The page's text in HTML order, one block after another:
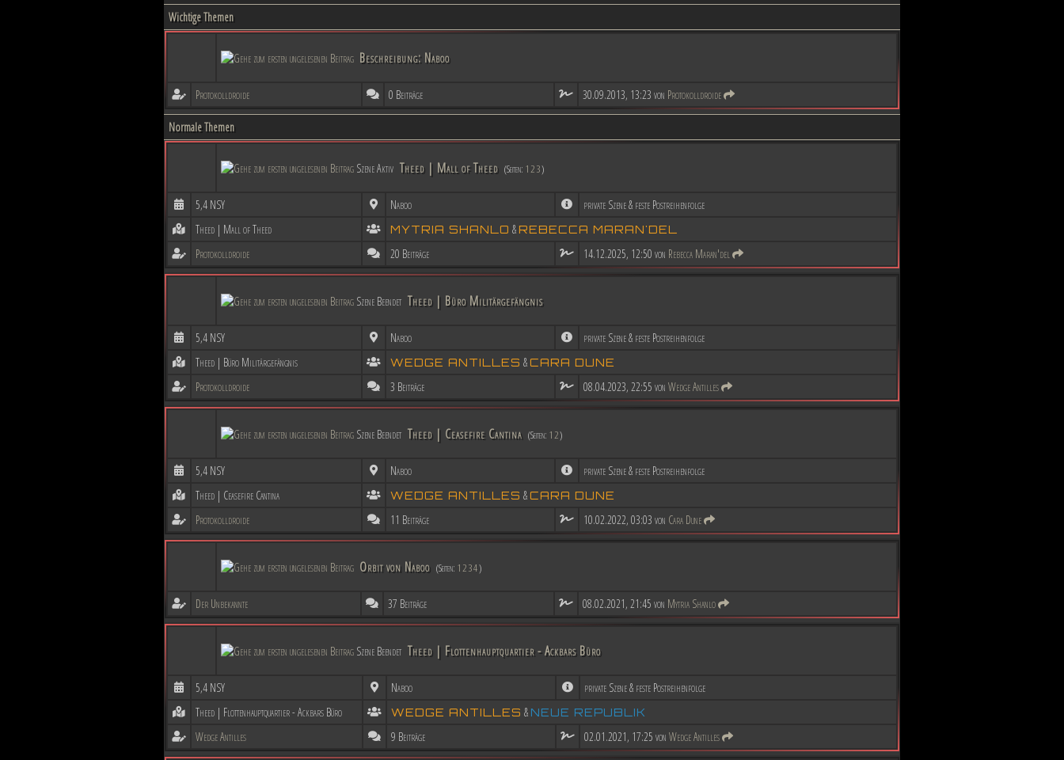
Wichtige Themen
Beschreibung: Naboo
Protokolldroide 0 Beiträge 30.09.2013, 13:23 von Protokolldroide
Normale Themen
Szene Aktiv Theed | Mall of Theed (Seiten: 123)
5,4 NSY Naboo
private Szene & feste Postreihenfolge
Theed | Mall of Theed
MYTRIA SHANLO &REBECCA MARAN'DEL
Protokolldroide 20 Beiträge 14.12.2025, 12:50 von Rebecca Maran'del
Szene Beendet Theed | Büro Militärgefängnis
5,4 NSY Naboo
private Szene & feste Postreihenfolge
Theed | Büro Militärgefängnis
WEDGE ANTILLES &CARA DUNE
Protokolldroide 3 Beiträge 08.04.2023, 22:55 von Wedge Antilles
Szene Beendet Theed | Ceasefire Cantina (Seiten: 12)
5,4 NSY Naboo
private Szene & feste Postreihenfolge
Theed | Ceasefire Cantina
WEDGE ANTILLES &CARA DUNE
Protokolldroide 11 Beiträge 10.02.2022, 03:03 von Cara Dune
Orbit von Naboo (Seiten: 1234)
Der Unbekannte 37 Beiträge 08.02.2021, 21:45 von Mytria Shanlo
Szene Beendet Theed | Flottenhauptquartier - Ackbars Büro
5,4 NSY Naboo
private Szene & feste Postreihenfolge
Theed | Flottenhauptquartier - Ackbars Büro
WEDGE ANTILLES & NEUE REPUBLIK
Wedge Antilles 9 Beiträge 02.01.2021, 17:25 von Wedge Antilles